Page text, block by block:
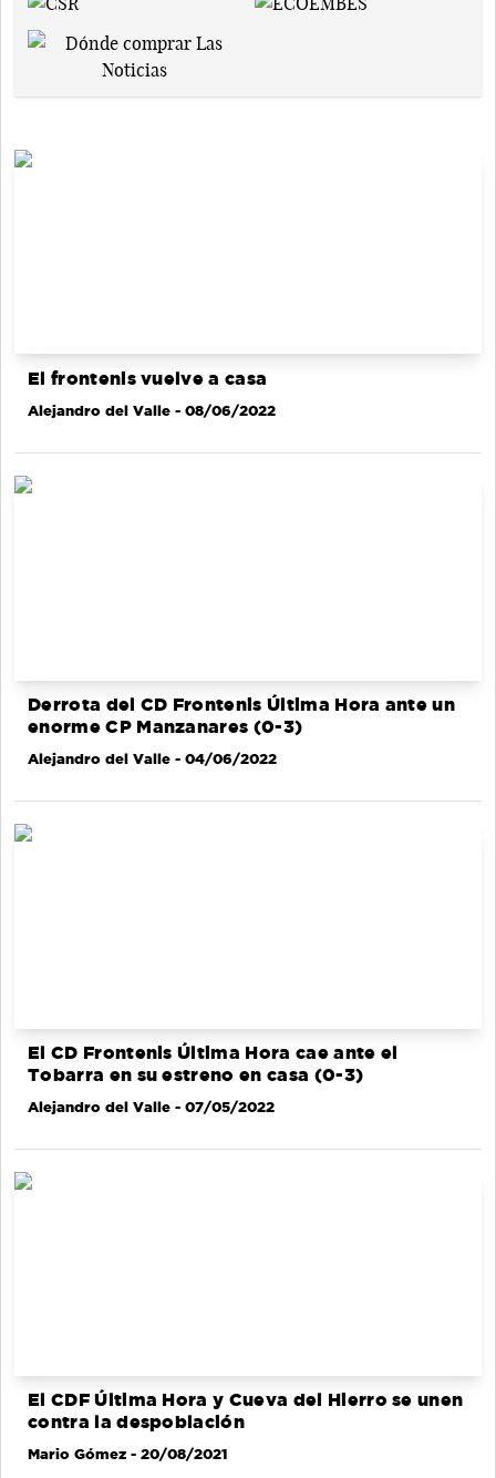
El frontenis vuelve a casa
Alejandro del Valle - 08/06/2022
Derrota del CD Frontenis Última Hora ante un
enorme CP Manzanares (0-3)
Alejandro del Valle - 04/06/2022
El CD Frontenis Última Hora cae ante el
Tobarra en su estreno en casa (0-3)
Alejandro del Valle - 07/05/2022
El CDF Última Hora y Cueva del Hierro se unen
contra la despoblación
Mario Gómez - 20/08/2021